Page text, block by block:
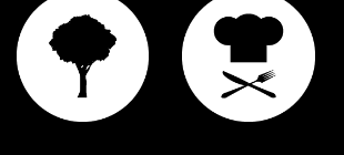
Etages
Tuin